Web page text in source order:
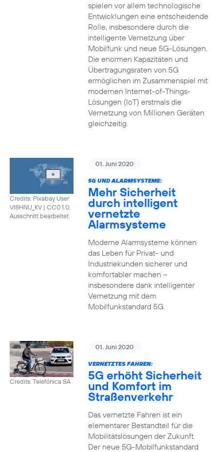
spielen vor allem technologische
Entwicklungen eine entscheidende
Rolle, insbesondere durch die
intelligente Vernetzung über
Mobilfunk und neue 5G-Lösungen.
Die enormen Kapazitäten und
Übertragungsraten von 5G
ermöglichen im Zusammenspiel mit
modernen Internet-of-Things-
Lösungen (IoT) erstmals die
Vernetzung von Millionen Geräten
gleichzeitig.
Credits: Pixabay User
VISHNU_KV | CC0 1.0,
Ausschnitt bearbeitet
01. Juni 2020
5G UND ALARMSYSTEME:
Mehr Sicherheit
durch intelligent
vernetzte
Alarmsysteme
Moderne Alarmsysteme können
das Leben für Privat- und
Industriekunden sicherer und
komfortabler machen –
insbesondere dank intelligenter
Vernetzung mit dem
Mobilfunkstandard 5G.
Credits: Telefónica SA
01. Juni 2020
VERNETZTES FAHREN:
5G erhöht Sicherheit
und Komfort im
Straßenverkehr
Das vernetzte Fahren ist ein
elementarer Bestandteil für die
Mobilitätslösungen der Zukunft.
Der neue 5G-Mobilfunkstandard